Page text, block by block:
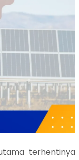
terhentinya